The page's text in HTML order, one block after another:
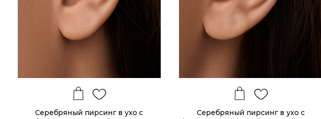
Серебряный пирсинг в ухо с
Серебряный пирсинг в ухо с